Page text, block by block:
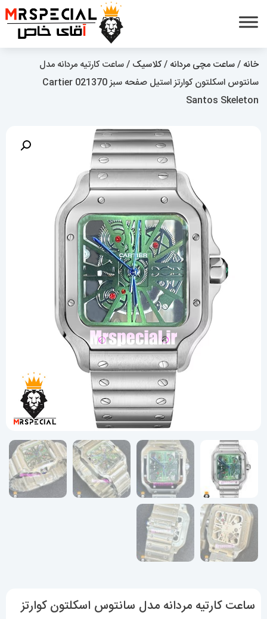
خانه /ساعت مچی مردانه /کلاسیک / ساعت کارتیه مردانه مدل
سانتوس اسکلتون کوارتز استیل صفحه سبز 021370 Cartier
Santos Skeleton
ساعت کارتیه مردانه مدل سانتوس اسکلتون کوارتز